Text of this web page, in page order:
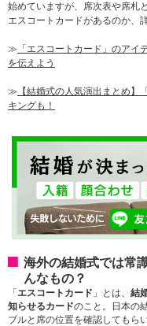
始めていますが、席次表や席札
エスコートカードがあるのか、
≫ 「エスコートカード」のア
を伝えよう
≫ 【結婚式の人気演出まとめ
キングも！
海外の結婚式では常
んなもの？
「エスコートカード 」とは、 結
知らせるカードのこと。日本の
ブルと席の位置を確認してもら